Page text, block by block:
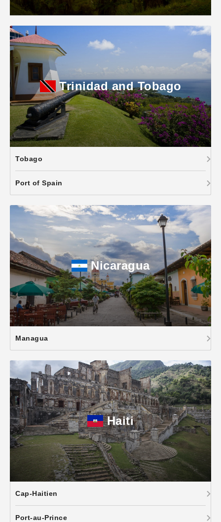
Trinidad and Tobago
Tobago
Port of Spain
Nicaragua
Managua
Haiti
Cap-Haitien
Port-au-Prince